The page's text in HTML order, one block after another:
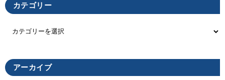
カテゴリー
アーカイブ